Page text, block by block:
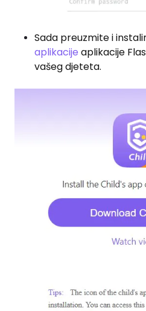
Sada preuzmite i
aplikacije aplikacije
vašeg djeteta.